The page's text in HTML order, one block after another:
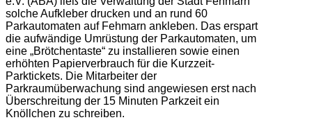
solche Aufkleber drucken und an rund 60
Parkautomaten auf Fehmarn ankleben. Das erspart
die aufwändige Umrüstung der Parkautomaten, um
eine „Brötchentaste“ zu installieren sowie einen
erhöhten Papierverbrauch für die Kurzzeit-
Parktickets. Die Mitarbeiter der
Parkraumüberwachung sind angewiesen erst nach
Überschreitung der 15 Minuten Parkzeit ein
Knöllchen zu schreiben.